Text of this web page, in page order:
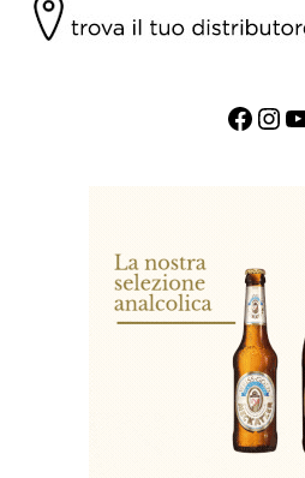
Facebook InstagramYouTube